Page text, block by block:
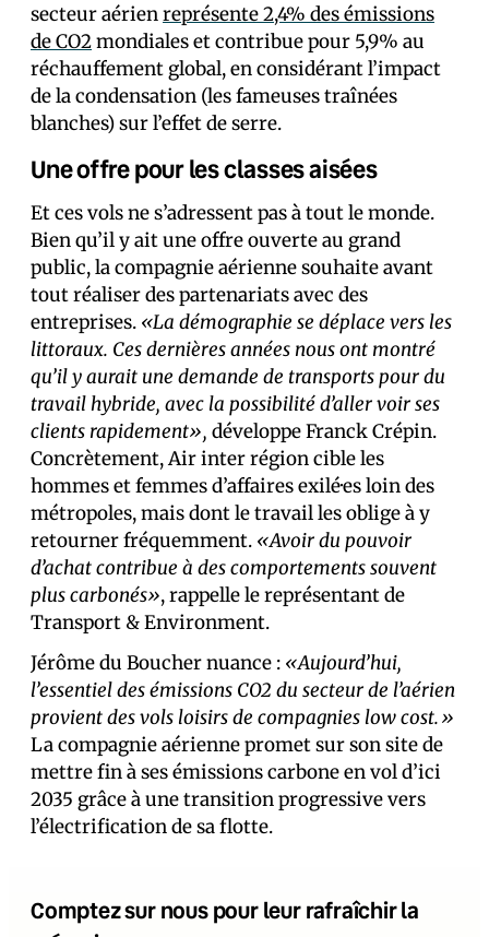
secteur aérienreprésente 2,4% des émissions
de CO2mondiales et contribue pour 5,9% au
réchauffement global, en considérant l’impact
de la condensation (les fameuses traînées
blanches) sur l’effet de serre.
Une offre pour les classes aisées
Et ces vols ne s’adressent pas à tout le monde.
Bien qu’il y ait une offre ouverte au grand
public, la compagnie aérienne souhaite avant
tout réaliser des partenariats avec des
entreprises. «La démographie se déplace vers les
littoraux. Ces dernières années nous ont montré
qu’il y aurait une demande de transports pour du
travail hybride, avec la possibilité d’aller voir ses
clients rapidement», développe Franck Crépin.
Concrètement, Air inter région cible les
hommes et femmes d’affaires exilé·es loin des
métropoles, mais dont le travail les oblige à y
retourner fréquemment. «Avoir du pouvoir
d’achat contribue à des comportements souvent
plus carbonés», rappelle le représentant de
Transport & Environment.
Jérôme du Boucher nuance : «Aujourd’hui,
l’essentiel des émissions CO2 du secteur de l’aérien
provient des vols loisirs de compagnies low cost.»
La compagnie aérienne promet sur son site de
mettre fin à ses émissions carbone en vol d’ici
2035 grâce à une transition progressive vers
l’électrification de sa flotte.
Comptez sur nous pour leur rafraîchir la